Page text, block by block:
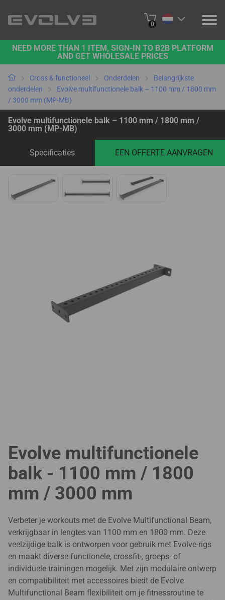
0
PRODUCTEN
OVER ONS
NEEM CONTACT MET ONS OP
PROJECTEN
B2B-PLATFORM
NEED MORE THAN 1 ITEM, SIGN-IN TO B2B PLATFORM
AND GET WHOLESALE PRICES
Cross & functioneel Onderdelen
Belangrijkste
onderdelen
Evolve multifunctionele balk – 1100 mm / 1800 mm
/ 3000 mm (MP-MB)
Evolve multifunctionele balk – 1100 mm / 1800 mm /
3000 mm (MP-MB)
Specificaties EEN OFFERTE AANVRAGEN
Evolve multifunctionele
balk - 1100 mm / 1800
mm / 3000 mm
Verbeter je workouts met de Evolve Multifunctional Beam,
verkrijgbaar in lengtes van 1100 mm en 1800 mm. Deze
veelzijdige balk is ontworpen voor gebruik met Evolve-rigs
en maakt diverse functionele, crossfit-, groeps- of
individuele trainingen mogelijk. Met zijn modulaire ontwerp
en compatibiliteit met accessoires biedt de Evolve
Multifunctional Beam flexibiliteit om je fitnessroutine te